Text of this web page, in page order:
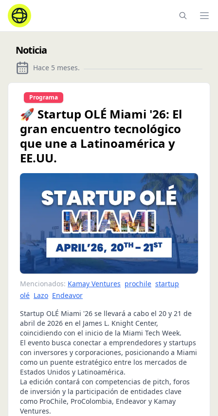
Noticia
Hace 5 meses.
Programa
🚀 Startup OLÉ Miami '26: El
gran encuentro tecnológico
que une a Latinoamérica y
EE.UU.
Mencionados: Kamay Ventures prochile startup
olé Lazo Endeavor
Startup OLÉ Miami '26 se llevará a cabo el 20 y 21 de
abril de 2026 en el James L. Knight Center,
coincidiendo con el inicio de la Miami Tech Week.
El evento busca conectar a emprendedores y startups
con inversores y corporaciones, posicionando a Miami
como un puente estratégico entre los mercados de
Estados Unidos y Latinoamérica.
La edición contará con competencias de pitch, foros
de inversión y la participación de entidades clave
como ProChile, ProColombia, Endeavor y Kamay
Ventures.